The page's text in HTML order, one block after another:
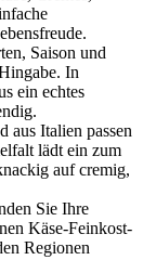
Saison und
In
ein echtes
aus Italien passen
lädt ein zum
auf cremig,
Sie Ihre
Käse-Feinkost-
Regionen